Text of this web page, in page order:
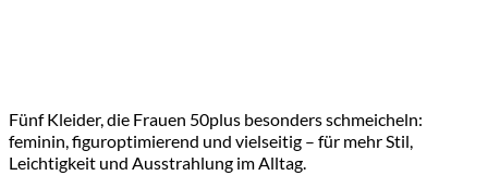
Fünf Kleider, die Frauen 50plus besonders schmeicheln:
feminin, figuroptimierend und vielseitig – für mehr Stil,
Leichtigkeit und Ausstrahlung im Alltag.